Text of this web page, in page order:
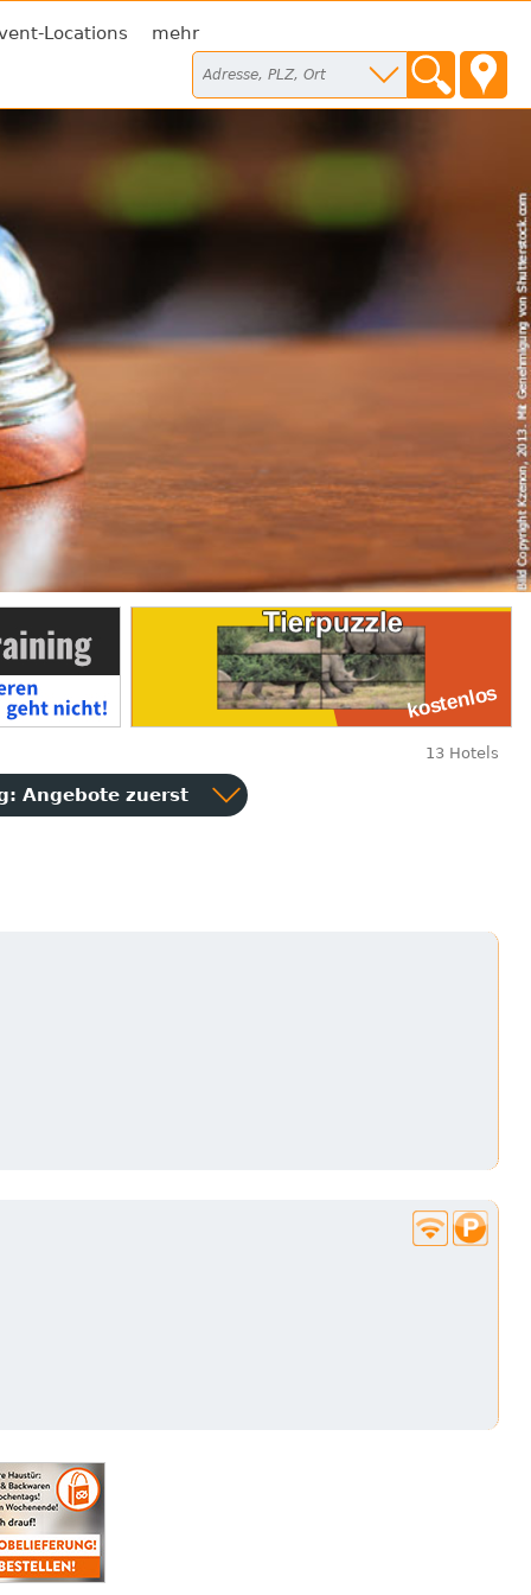
Locations mehr
13 Hotels
Angebote zuerst